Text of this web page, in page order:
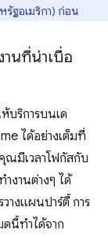
รัฐอเมริกา) ก่อน
านที่น่าเบื่อ
บริการบนเด
ได้อย่างเต็มที่
ณมีเวลาโฟกัสกับ
งานต่างๆ ได้
างแผนปาร์ตี้ การ
นี้ทำได้จาก